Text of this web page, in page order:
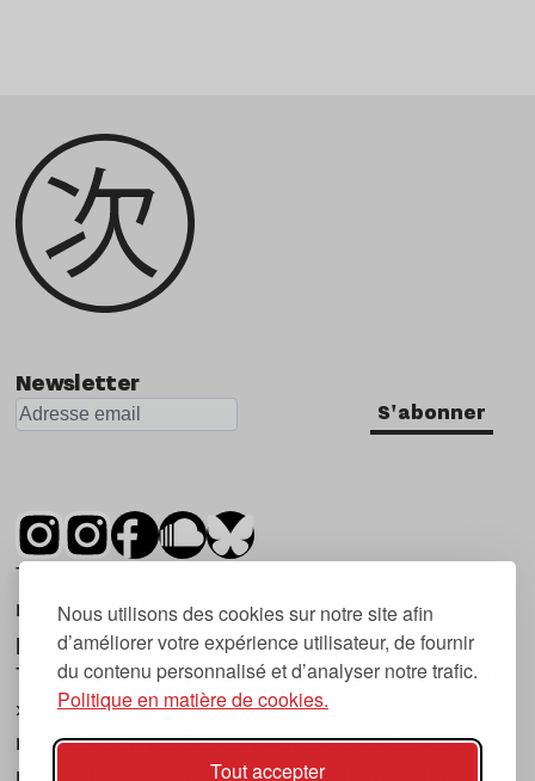
Nous utilisons des cookies sur notre site afin
d’améliorer votre expérience utilisateur, de fournir
du contenu personnalisé et d’analyser notre trafic.
Politique en matière de cookies.
Tout accepter
Newsletter
S'abonner
Tsugi est un mensuel indépendant sur la
musique et les nouvelles tendances, dont la
première parution date de 2007.
Tsugi en japonais signifie « prochain », « suivant
», ce qui correspond à la thématique du
magazine, à l’affût des nouvelles tendances